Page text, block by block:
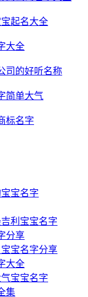
起名大全
大全
司的好听名称
简单大气
标名字
宝名字
利宝宝名字
分享
宝名字分享
大全
宝宝名字
集